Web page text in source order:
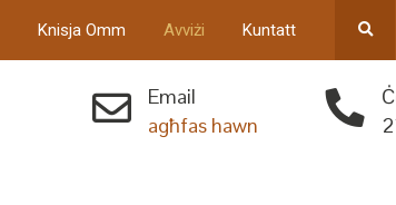
Knisja Omm Avviżi Kuntatt
Email
agħfas hawn